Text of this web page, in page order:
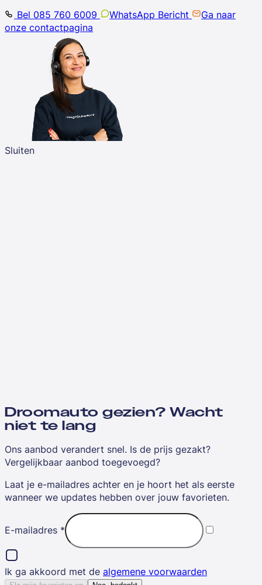
Bel 085 760 6009
WhatsApp Bericht
Ga naar
onze contactpagina
Sluiten
Droomauto gezien? Wacht
niet te lang
Ons aanbod verandert snel. Is de prijs gezakt?
Vergelijkbaar aanbod toegevoegd?
Laat je e-mailadres achter en je hoort het als eerste
wanneer we updates hebben over jouw favorieten.
E-mailadres *
Ik ga akkoord met de algemene voorwaarden